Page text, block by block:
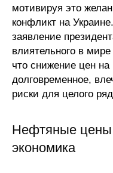
Общие
Научные
мотивируя это
конфликт на
заявление
влиятельного в
что снижение цен
долговременное,
риски для целого
Нефтяные цены
экономика